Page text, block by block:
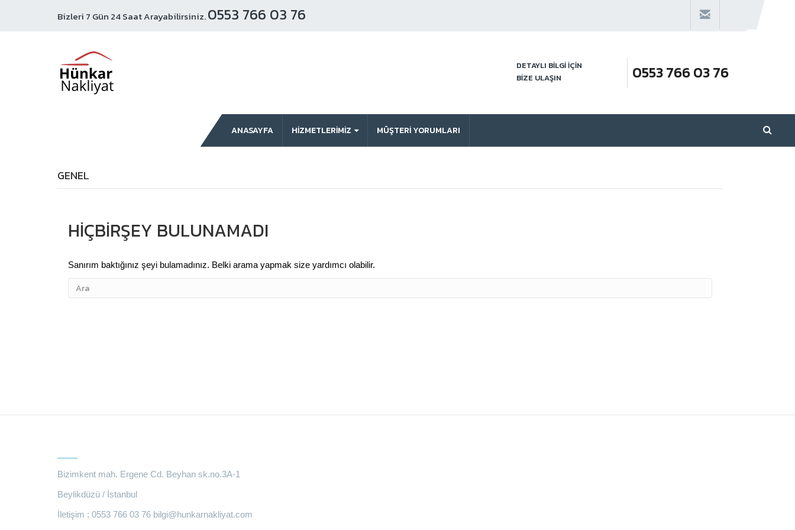
Bizleri 7 Gün 24 Saat Arayabilirsiniz.0553 766 03 76
DETAYLI BİLGİ İÇİN
BİZE ULAŞIN
0553 766 03 76
ANASAYFA HİZMETLERİMİZ MÜŞTERI YORUMLARI
GENEL
HIÇBIRŞEY BULUNAMADI
Sanırım baktığınız şeyi bulamadınız. Belki arama yapmak size yardımcı olabilir.
Bizimkent mah. Ergene Cd. Beyhan sk.no.3A-1
Beylikdüzü / İstanbul
İletişim : 0553 766 03 76 bilgi@hunkarnakliyat.com